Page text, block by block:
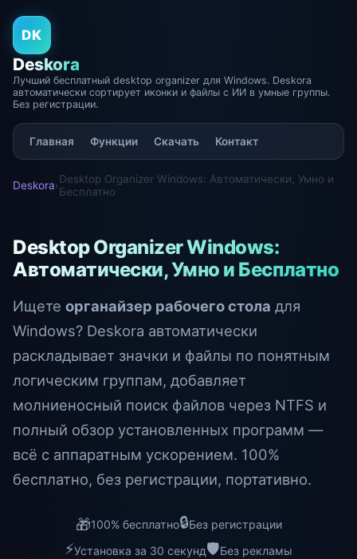
DK
Deskora
Лучший бесплатный desktop organizer для Windows. Deskora
автоматически сортирует иконки и файлы с ИИ в умные группы.
Без регистрации.
Главная Функции Скачать Контакт
Deskora›Desktop Organizer Windows: Автоматически, Умно и
Бесплатно
Desktop Organizer Windows:
Автоматически, Умно и Бесплатно
Ищете органайзер рабочего стола для
Windows? Deskora автоматически
раскладывает значки и файлы по понятным
логическим группам, добавляет
молниеносный поиск файлов через NTFS и
полный обзор установленных программ —
всё с аппаратным ускорением. 100%
бесплатно, без регистрации, портативно.
🎁100% бесплатно🔒Без регистрации
⚡Установка за 30 секунд🛡️Без рекламы